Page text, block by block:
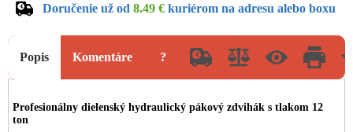
Doručenie už od 8.49 € kuriérom na adresu alebo boxu
Popis Komentáre ?
Profesionálny dielenský hydraulický pákový zdvihák s tlakom 12
ton